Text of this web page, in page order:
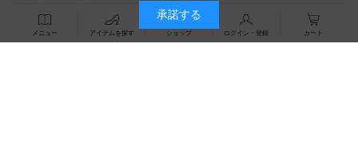
メニュー アイテムを探す ショップ ログイン・登録 カート
承諾する